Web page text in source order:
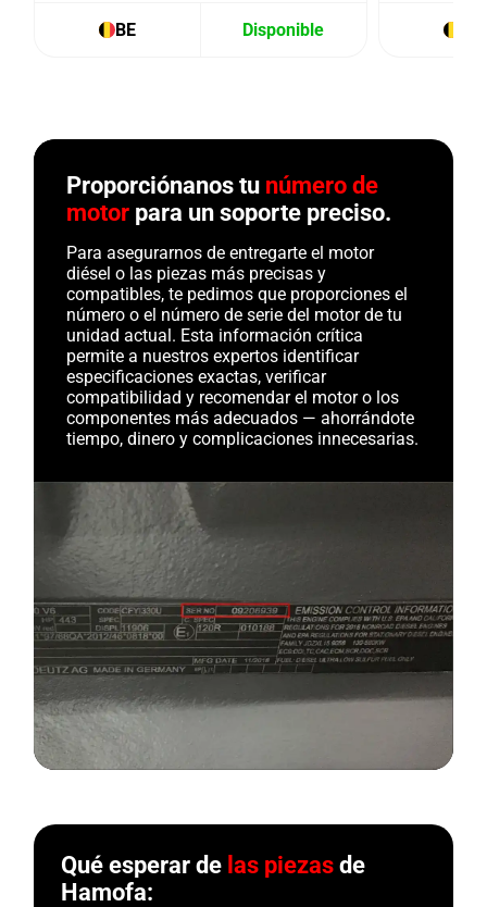
BE Disponible
Proporciónanos tu número de
motor para un soporte preciso.
Para asegurarnos de entregarte el motor
diésel o las piezas más precisas y
compatibles, te pedimos que proporciones el
número o el número de serie del motor de tu
unidad actual. Esta información crítica
permite a nuestros expertos identificar
especificaciones exactas, verificar
compatibilidad y recomendar el motor o los
componentes más adecuados — ahorrándote
tiempo, dinero y complicaciones innecesarias.
Qué esperar de las piezasde
Hamofa: